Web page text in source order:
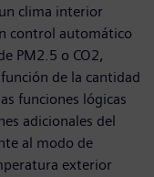
clima interior
control automático
PM2.5 o CO2,
de la cantidad
funciones lógicas
adicionales del
al modo de
exterior